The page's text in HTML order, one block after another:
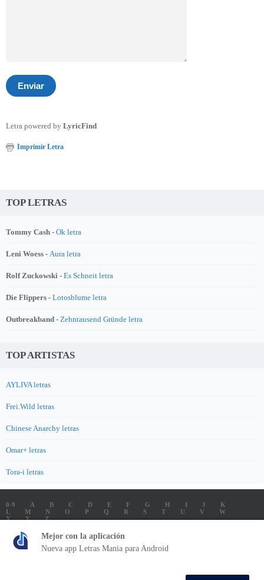
Letra powered by LyricFind
Imprimir Letra
TOP LETRAS
Tommy Cash - Ok letra
Leni Woess - Aura letra
Rolf Zuckowski - Es Schneit letra
Die Flippers - Lotosblume letra
Outbreakband - Zehntausend Gründe letra
TOP ARTISTAS
AYLIVA letras
Frei.Wild letras
Chinese Anarchy letras
Omar+ letras
Tora-i letras
0-9 A B C D E F G H I J
K
L
M N O P Q R S T V
W
X
Y
Z
LETRAS
SOUNDTRACK LETRAS
TOP 100 LETRAS
ENVIA LETRAS
Letrasmania.com - Copyright © 2026 - All Rights Reserved
Mejor con la aplicación
Nueva app Letras Mania para Android